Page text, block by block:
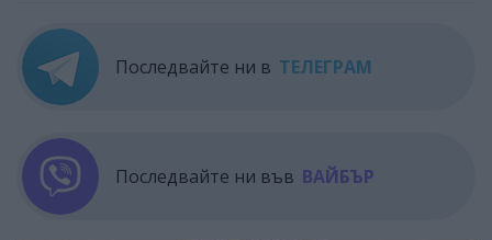
Последвайте ни в ТЕЛЕГРАМ
Последвайте ни във ВАЙБЪР